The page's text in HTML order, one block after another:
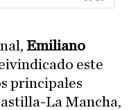
Emiliano
este
principales
La Mancha,